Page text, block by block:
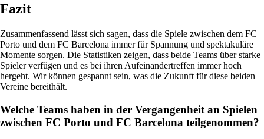
Fazit
Zusammenfassend lässt sich sagen, dass die Spiele zwischen dem FC
Porto und dem FC Barcelona immer für Spannung und spektakuläre
Momente sorgen. Die Statistiken zeigen, dass beide Teams über starke
Spieler verfügen und es bei ihren Aufeinandertreffen immer hoch
hergeht. Wir können gespannt sein, was die Zukunft für diese beiden
Vereine bereithält.
Welche Teams haben in der Vergangenheit an Spielen
zwischen FC Porto und FC Barcelona teilgenommen?